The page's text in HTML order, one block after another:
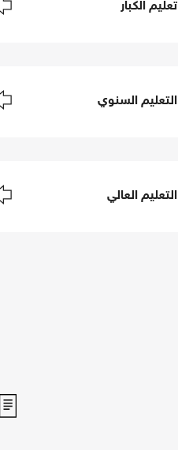
تعليم الكبار
التعليم السنوي
التعليم العالي